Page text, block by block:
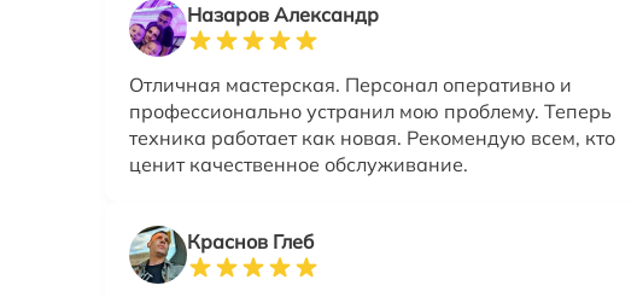
Назаров Александр
Отличная мастерская. Персонал оперативно и
профессионально устранил мою проблему. Теперь
техника работает как новая. Рекомендую всем, кто
ценит качественное обслуживание.
Краснов Глеб